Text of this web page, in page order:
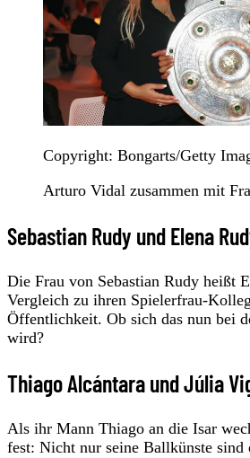
Copyright: Bongarts/Getty
Arturo Vidal zusammen mit
Sebastian Rudy und Elena
Die Frau von Sebastian Rudy heißt
Vergleich zu ihren Spielerfrau-
Öffentlichkeit. Ob sich das nun bei
wird?
Thiago Alcántara und Júlia
Als ihr Mann Thiago an die Isar
fest: Nicht nur seine Ballkünste sind